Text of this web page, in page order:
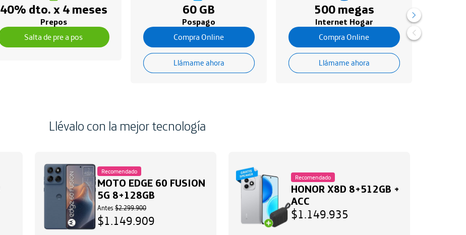
40% dto. x 4 meses
Prepos
Salta de pre a pos
60 GB
Pospago
Compra Online
Llámame ahora
500 megas
Internet Hogar
Compra Online
Llámame ahora
Llévalo con la mejor tecnología
Recomendado
MOTO EDGE 60 FUSION
5G 8+128GB
Antes $2.299.900
$1.149.909
Recomendado
HONOR X8D 8+512GB +
ACC
$1.149.935